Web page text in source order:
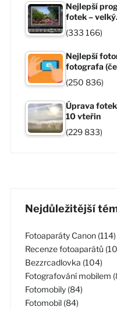
Nejlepší
fotek –
(333 166)
Nejlepší
fotografa
(250 836)
Úprava
10 vteřin
(229 833)
Nejdůležitější
Fotoaparáty Canon (114)
Recenze fotoaparátů
Bezzrcadlovka (104)
Fotografování mobilem
Fotomobily (84)
Fotomobil (84)